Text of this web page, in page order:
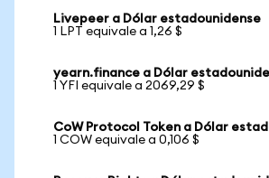
Livepeer a Dólar estadounidense
1 LPT equivale a 1,26 $
yearn.finance a Dólar
1 YFI equivale a 2069,29 $
CoW Protocol Token a Dólar
1 COW equivale a 0,106 $